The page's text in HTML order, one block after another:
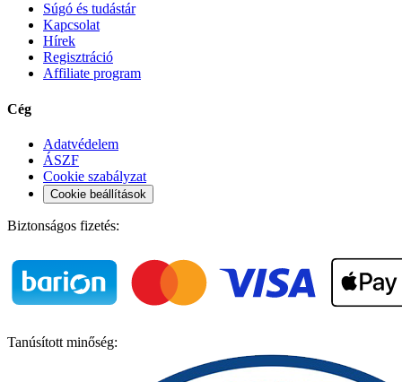
Súgó és tudástár
Kapcsolat
Hírek
Regisztráció
Affiliate program
Cég
Adatvédelem
ÁSZF
Cookie szabályzat
Cookie beállítások
Biztonságos fizetés:
Tanúsított minőség: